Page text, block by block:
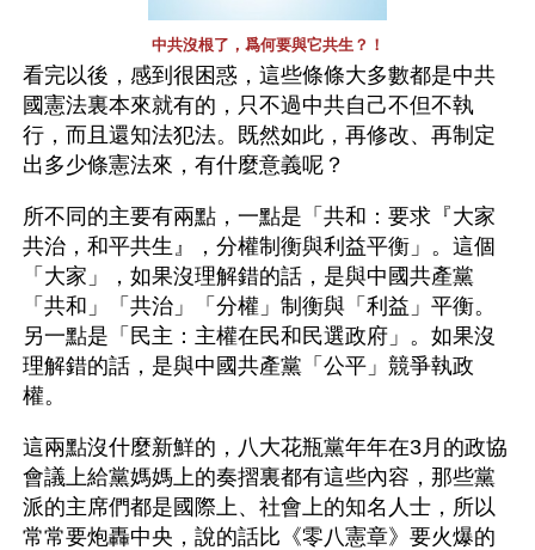
中共沒根了，爲何要與它共生？！
看完以後，感到很困惑，這些條條大多數都是中共
國憲法裏本來就有的，只不過中共自己不但不執
行，而且還知法犯法。既然如此，再修改、再制定
出多少條憲法來，有什麼意義呢？
所不同的主要有兩點，一點是「共和：要求『大家
共治，和平共生』，分權制衡與利益平衡」。這個
「大家」，如果沒理解錯的話，是與中國共產黨
「共和」「共治」「分權」制衡與「利益」平衡。
另一點是「民主：主權在民和民選政府」。如果沒
理解錯的話，是與中國共產黨「公平」競爭執政
權。
這兩點沒什麼新鮮的，八大花瓶黨年年在3月的政協
會議上給黨媽媽上的奏摺裏都有這些內容，那些黨
派的主席們都是國際上、社會上的知名人士，所以
常常要炮轟中央，說的話比《零八憲章》要火爆的